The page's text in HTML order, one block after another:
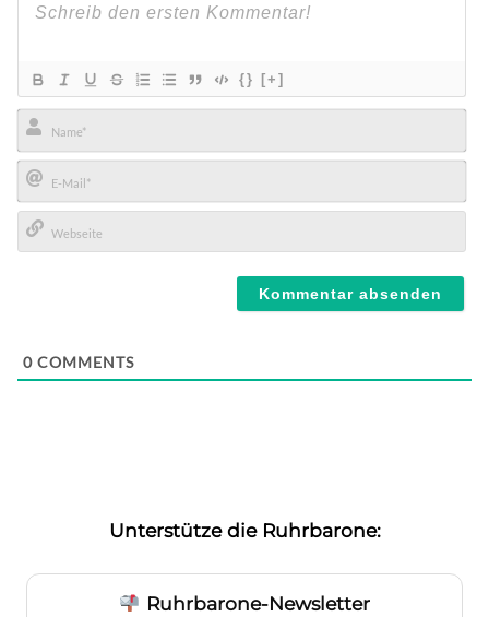
{} [+]
Name*
E-
Mail*
0 COMMENTS
Unterstütze die Ruhrbarone:
Ruhrbarone-Newsletter